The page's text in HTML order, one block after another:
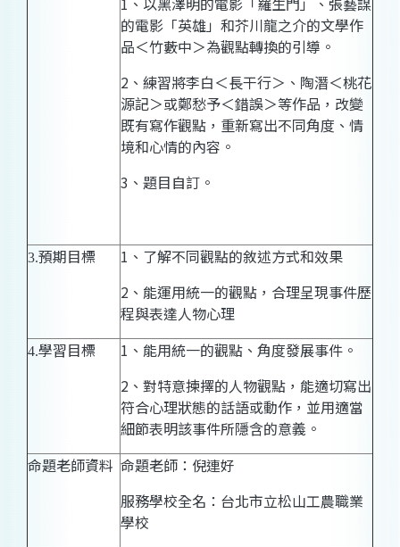
的電影「英雄」 和芥川龍之介的文學作
品＜竹藪中＞為觀點轉換的引導。
2、 練習將李白＜長干行＞、陶潛＜桃花
源記＞或鄭愁予＜錯誤＞等作品，改變
既有寫作觀點，重新寫出不同角度、情
境和心情的內容。
3、 題目自訂。
3.預期目標 1 、 了解不同觀點的敘述方式和效果
2 、能運用統一的觀點，合理呈現事件歷
程與表達人物心理
4.學習目標 1 、 能用統一的觀點、角度發展事件。
2 、 對特意揀擇的人物觀點，能適切寫出
符合心理狀態的話語或動作，並用適當
細節表明該事件所隱含的意義 。
命題老師資料 命題老師：倪連好
服務學校全名：台北市立松山工農職業
學校